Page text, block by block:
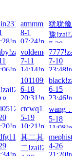
atmmm!zai!2026-
8-1
07:24!read!
犹犹豫
豫
7-30
7-11
14:14!read!
7-10
6-18
20:31!read!
6-15
ctcwq1!zai!2026-
5-19
10:21!read!
wang
5-18
其二其
二!zai!2026-
4-27
4-26